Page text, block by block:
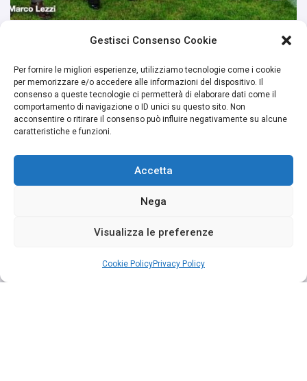
Gestisci Consenso Cookie
Per fornire le migliori esperienze, utilizziamo tecnologie come i cookie
per memorizzare e/o accedere alle informazioni del dispositivo. Il
consenso a queste tecnologie ci permetterà di elaborare dati come il
comportamento di navigazione o ID unici su questo sito. Non
acconsentire o ritirare il consenso può influire negativamente su alcune
caratteristiche e funzioni.
Accetta
Nega
Visualizza le preferenze
Cookie PolicyPrivacy Policy